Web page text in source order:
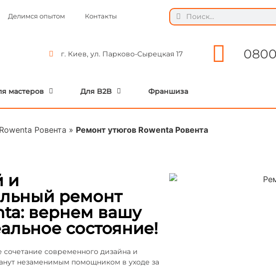
Делимся опытом Контакты
г. Киев, ул. Парково-Сырецкая 17
мастеров Для B2B Франшиза
Ровента » Ремонт утюгов Rowenta Ровента
и
ремонт
вернем вашу
состояние!
сочетание современного дизайна и
незаменимым помощником в уходе за